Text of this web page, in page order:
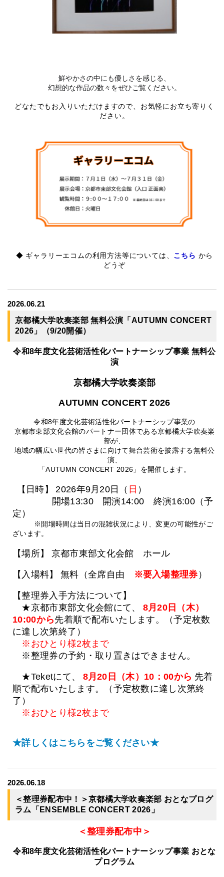
鮮やかさの中にも優しさを感じる、
幻想的な作品の数々をぜひご覧ください。
どなたでもお入りいただけますので、お気軽にお立ち寄りく
ださい。
◆ ギャラリーエコムの利用方法等については、 こちら から
どうぞ
2026.06.21
京都橘大学吹奏楽部 無料公演「AUTUMN CONCERT
2026」（9/20開催）
令和8年度文化芸術活性化パートナーシップ事業 無料公
演
京都橘大学吹奏楽部
AUTUMN CONCERT 2026
令和8年度文化芸術活性化パートナーシップ事業の
京都市東部文化会館のパートナー団体である京都橘大学吹奏楽
部が、
地域の幅広い世代の皆さまに向けて舞台芸術を披露する無料公
演、
「AUTUMN CONCERT 2026」を開催します。
【日時】 2026年9月20日（ 日 ）
開場13:30 開演14:00 終演16:00（予
定）
※開場時間は当日の混雑状況により、変更の可能性がご
ざいます。
【場所】 京都市東部文化会館 ホール
【入場料】 無料（全席自由 ※要入場整理券）
【整理券入手方法について】
★京都市東部文化会館にて、
8月20日（木）
10:00から先着順で配布いたします。（予定枚数
に達し次第終了）
※おひとり様2枚まで
※整理券の予約・取り置きはできません。
★Teketにて、 8月20日（木）10：00から 先着
順で配布いたします。（予定枚数に達し次第終
了）
※おひとり様2枚まで
★詳しくはこちらをご覧ください★
2026.06.18
＜整理券配布中！＞京都橘大学吹奏楽部 おとなプログ
ラム「ENSEMBLE CONCERT 2026」
＜整理券配布中＞
令和8年度文化芸術活性化パートナーシップ事業 おとな
プログラム